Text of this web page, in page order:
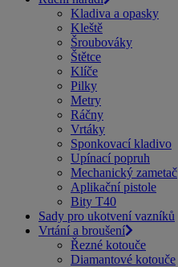
Kladiva a opasky
Kleště
Šroubováky
Štětce
Klíče
Pilky
Metry
Ráčny
Vrtáky
Sponkovací kladivo
Upínací popruh
Mechanický zametač
Aplikační pistole
Bity T40
Sady pro ukotvení vazníků
Vrtání a broušení
Řezné kotouče
Diamantové kotouče